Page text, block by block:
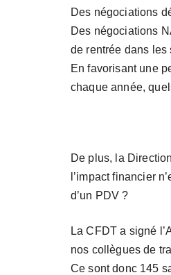
Des négociations
Des négociations
de rentrée dans les
En favorisant une
chaque année,
De plus, la
l’impact financier
d’un PDV ?
La CFDT a signé
nos collègues de
Ce sont donc 145